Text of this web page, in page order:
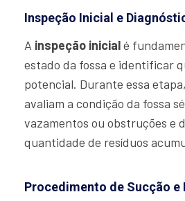
Inspeção Inicial e
A inspeção inicialé
estado da fossa e identificar
potencial. Durante essa
avaliam a condição da fossa
vazamentos ou obstruções e
quantidade de resíduos
Procedimento de Sucção e